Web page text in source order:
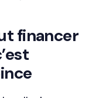
financer